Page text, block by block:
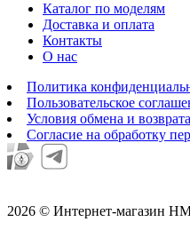
Каталог по моделям
Доставка и оплата
Контакты
О нас
Политика
Пользовательское
Условия обмена и возврата
Согласие на обработку
2026 © Интернет-магазин